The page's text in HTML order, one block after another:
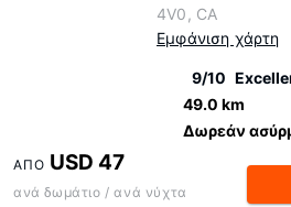
4V0, CA
Εμφάνιση χάρτη
9/10
49.0 km
Δωρεάν
ΑΠΌ USD 47
ανά δωμάτιο / ανά νύχτα